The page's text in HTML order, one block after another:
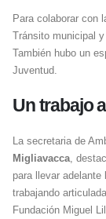
Para colaborar con
Tránsito municipal
También hubo un
Juventud.
Un trabajo
La secretaria de
Migliavacca ,
para llevar
trabajando
Fundación Miguel